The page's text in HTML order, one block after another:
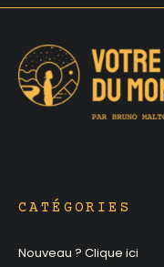
CATÉGORIES
Nouveau ? Clique ici